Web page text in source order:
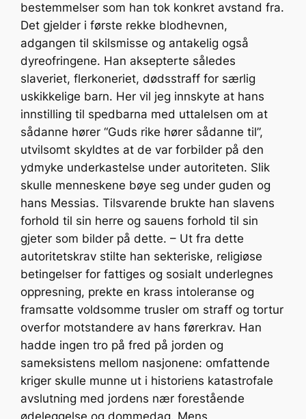
bestemmelser som han tok konkret avstand fra.
Det gjelder i første rekke blodhevnen,
adgangen til skilsmisse og antakelig også
dyreofringene. Han aksepterte således
slaveriet, flerkoneriet, dødsstraff for særlig
uskikkelige barn. Her vil jeg innskyte at hans
innstilling til spedbarna med uttalelsen om at
sådanne hører “Guds rike hører sådanne til”,
utvilsomt skyldtes at de var forbilder på den
ydmyke underkastelse under autoriteten. Slik
skulle menneskene bøye seg under guden og
hans Messias. Tilsvarende brukte han slavens
forhold til sin herre og sauens forhold til sin
gjeter som bilder på dette. – Ut fra dette
autoritetskrav stilte han sekteriske, religiøse
betingelser for fattiges og sosialt underlegnes
oppresning, prekte en krass intoleranse og
framsatte voldsomme trusler om straff og tortur
overfor motstandere av hans førerkrav. Han
hadde ingen tro på fred på jorden og
sameksistens mellom nasjonene: omfattende
kriger skulle munne ut i historiens katastrofale
avslutning med jordens nær forestående